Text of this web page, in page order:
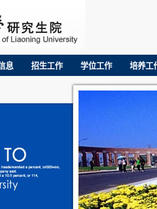
息 招生工作 学位工作 培养工